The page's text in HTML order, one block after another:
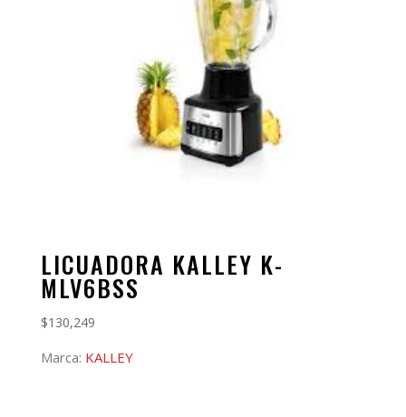
LICUADORA KALLEY K-
MLV6BSS
$130,249
Marca: KALLEY